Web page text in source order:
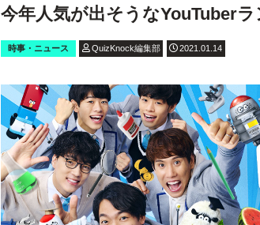
今年人気が出そうなYouTuber
時事・ニュース QuizKnock編集部 2021.01.14